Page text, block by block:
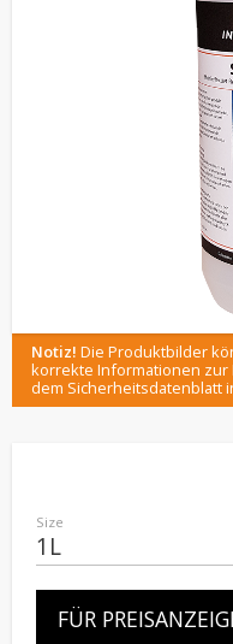
Notiz! Die Produktbilder
korrekte Informationen zur
dem Sicherheitsdatenblatt
Size
FÜR